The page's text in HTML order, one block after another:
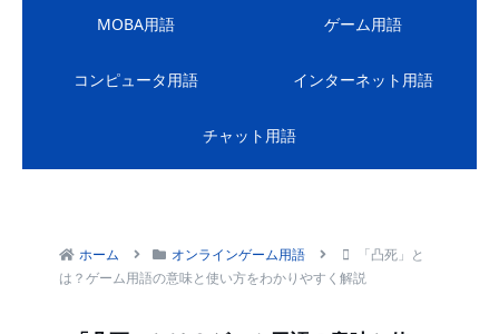
MOBA用語 ゲーム用語
コンピュータ用語 インターネット用語
チャット用語
ホーム オンラインゲーム用語
「凸死」と
は？ゲーム用語の意味と使い方をわかりやすく解説